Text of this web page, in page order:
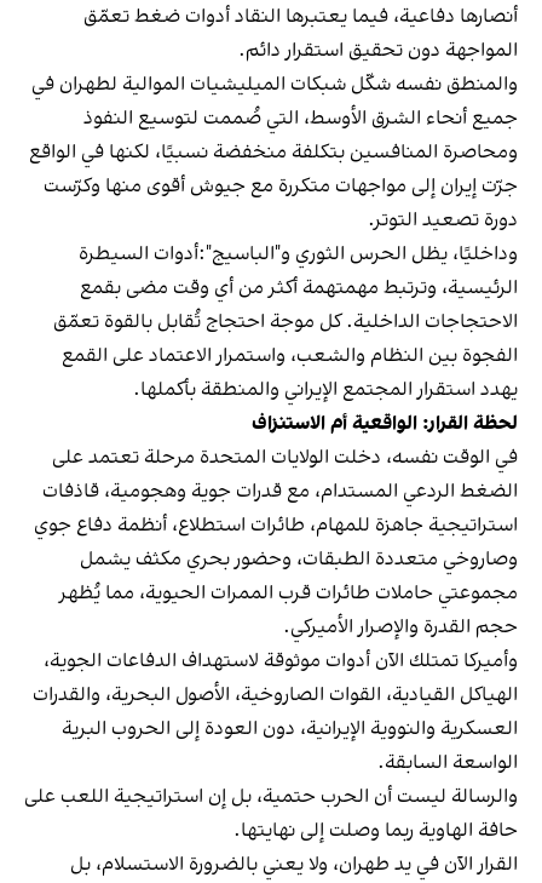
أنصارها دفاعية، فيما يعتبرها النقاد أدوات ضغط تعمّق
المواجهة دون تحقيق استقرار دائم.
والمنطق نفسه شكّل شبكات الميليشيات الموالية لطهران في
جميع أنحاء الشرق الأوسط، التي صُممت لتوسيع النفوذ
ومحاصرة المنافسين بتكلفة منخفضة نسبيًا، لكنها في الواقع
جرّت إيران إلى مواجهات متكررة مع جيوش أقوى منها وكرّست
دورة تصعيد التوتر.
وداخليًا، يظل الحرس الثوري و"الباسيج":أدوات السيطرة
الرئيسية، وترتبط مهمتهمة أكثر من أي وقت مضى بقمع
الاحتجاجات الداخلية. كل موجة احتجاج تُقابل بالقوة تعمّق
الفجوة بين النظام والشعب، واستمرار الاعتماد على القمع
يهدد استقرار المجتمع الإيراني والمنطقة بأكملها.
لحظة القرار: الواقعية أم الاستنزاف
في الوقت نفسه، دخلت الولايات المتحدة مرحلة تعتمد على
الضغط الردعي المستدام، مع قدرات جوية وهجومية، قاذفات
استراتيجية جاهزة للمهام، طائرات استطلاع، أنظمة دفاع جوي
وصاروخي متعددة الطبقات، وحضور بحري مكثف يشمل
مجموعتي حاملات طائرات قرب الممرات الحيوية، مما يُظهر
حجم القدرة والإصرار الأميركي.
وأميركا تمتلك الآن أدوات موثوقة لاستهداف الدفاعات الجوية،
الهياكل القيادية، القوات الصاروخية، الأصول البحرية، والقدرات
العسكرية والنووية الإيرانية، دون العودة إلى الحروب البرية
الواسعة السابقة.
والرسالة ليست أن الحرب حتمية، بل إن استراتيجية اللعب على
حافة الهاوية ربما وصلت إلى نهايتها.
القرار الآن في يد طهران، ولا يعني بالضرورة الاستسلام، بل